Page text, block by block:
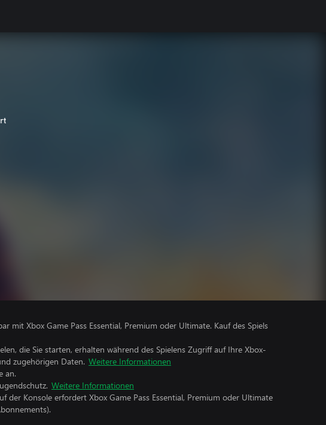
mit Xbox Game Pass Essential, Premium oder Ultimate. Kauf des Spiels
die Sie starten, erhalten während des Spielens Zugriff auf Ihre Xbox-
zugehörigen Daten. Weitere Informationen
an.
Weitere Informationen
der Konsole erfordert Xbox Game Pass Essential, Premium oder Ultimate